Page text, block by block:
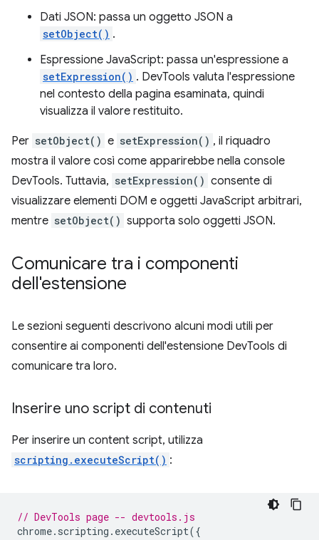
Dati JSON: passa un oggetto JSON a
setObject() .
Espressione JavaScript: passa un'espressione a
setExpression() . DevTools valuta l'espressione
nel contesto della pagina esaminata, quindi
visualizza il valore restituito.
Per setObject() e setExpression() , il riquadro
mostra il valore così come apparirebbe nella console
DevTools. Tuttavia, setExpression() consente di
visualizzare elementi DOM e oggetti JavaScript arbitrari,
mentre setObject() supporta solo oggetti JSON.
Comunicare tra i componenti
dell'estensione
Le sezioni seguenti descrivono alcuni modi utili per
consentire ai componenti dell'estensione DevTools di
comunicare tra loro.
Inserire uno script di contenuti
Per inserire un content script, utilizza
scripting.executeScript() :
// DevTools page -- devtools.js
chrome. scripting . executeScript({